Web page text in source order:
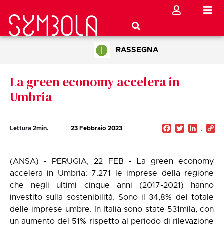
RASSEGNA
La green economy accelera in
Umbria
Lettura 2min. 23 Febbraio 2023 Facebook
Twitter
(ANSA) - PERUGIA, 22 FEB - La green economy
accelera in Umbria: 7.271 le imprese della regione
che negli ultimi cinque anni (2017-2021) hanno
investito sulla sostenibilità. Sono il 34,8% del totale
delle imprese umbre. In Italia sono state 531mila, con
un aumento del 51% rispetto al periodo di rilevazione